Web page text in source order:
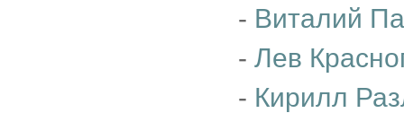
- Виталий
- Лев
- Кирилл